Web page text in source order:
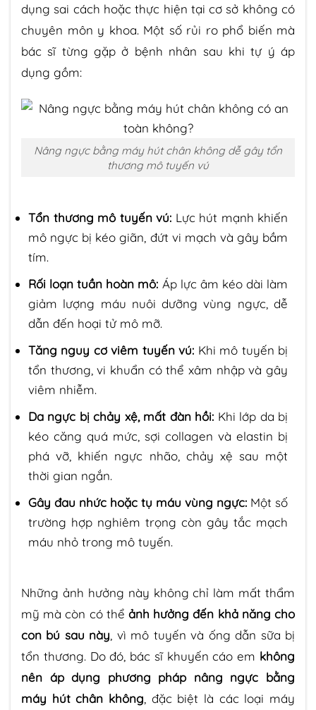
dụng sai cách hoặc thực hiện tại cơ sở không có
chuyên môn y khoa. Một số rủi ro phổ biến mà
bác sĩ từng gặp ở bệnh nhân sau khi tự ý áp
dụng gồm:
Nâng ngực bằng máy hút chân không dễ gây tổn
thương mô tuyến vú
Tổn thương mô tuyến vú: Lực hút mạnh khiến
mô ngực bị kéo giãn, đứt vi mạch và gây bầm
tím.
Rối loạn tuần hoàn mô: Áp lực âm kéo dài làm
giảm lượng máu nuôi dưỡng vùng ngực, dễ
dẫn đến hoại tử mô mỡ.
Tăng nguy cơ viêm tuyến vú: Khi mô tuyến bị
tổn thương, vi khuẩn có thể xâm nhập và gây
viêm nhiễm.
Da ngực bị chảy xệ, mất đàn hồi: Khi lớp da bị
kéo căng quá mức, sợi collagen và elastin bị
phá vỡ, khiến ngực nhão, chảy xệ sau một
thời gian ngắn.
Gây đau nhức hoặc tụ máu vùng ngực: Một số
trường hợp nghiêm trọng còn gây tắc mạch
máu nhỏ trong mô tuyến.
Những ảnh hưởng này không chỉ làm mất thẩm
mỹ mà còn có thể ảnh hưởng đến khả năng cho
con bú sau này , vì mô tuyến và ống dẫn sữa bị
tổn thương. Do đó, bác sĩ khuyến cáo em không
nên áp dụng phương pháp nâng ngực bằng
máy hút chân không , đặc biệt là các loại máy